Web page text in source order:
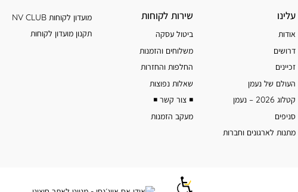
עלינו
עלינו
אודות
דרושים
זכיינים
העולם של נעמן
קטלוג 2026 – נעמן
סניפים
מתנות לארגונים וחברות
שירות
שירות לקוחות
ביטול עסקה
משלוחים והזמנות
החלפות והחזרות
שאלות נפוצות
◾️ צור קשר ◾️
מעקב הזמנות
מידע
נוסף
מועדון לקוחות NV CLUB
תקנון מועדון לקוחות